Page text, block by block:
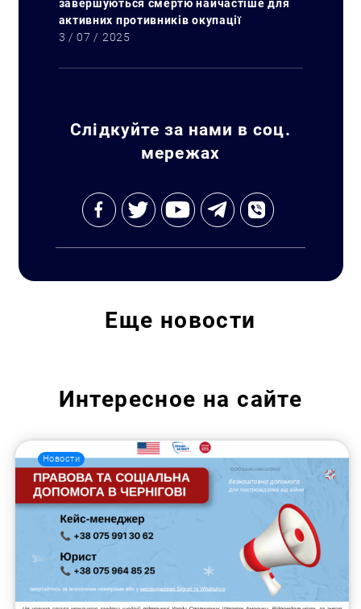
завершуються смертю найчастіше для
активних противників окупації
3 / 07 / 2025
Слідкуйте за нами в соц.
мережах
Еще новости
Интересное на сайте
Новости